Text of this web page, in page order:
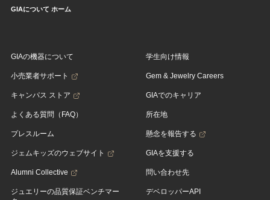
GIAについて ホーム
GIAの機器について
小売業者サポート
キャンパス ストア
よくある質問（FAQ）
プレスルーム
ジェムキッズのウェブサイト
Alumni Collective
ジュエリーの品質保証ベンチマー
学生向け情報
Gem & Jewelry Careers
GIAでのキャリア
所在地
懸念を報告する
GIAを支援する
問い合わせ先
デベロッパーAPI